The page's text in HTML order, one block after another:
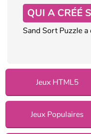
QUI A CRÉÉ
Sand Sort Puzzle a
Jeux HTML5
Jeux Populaires